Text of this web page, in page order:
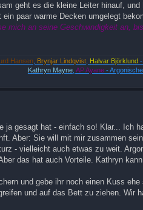
geht es die kleine Leiter hinauf,
paar warme Decken umgelegt
mich an seine Geschwindigkeit an,
Hansen, Brynjar Lindqvist, Halvar Björklund-
Kathryn Mayne, AP Ayane-
ja gesagt hat - einfach so! Klar... Ich
Aber: Sie will mit mir zusammen
- vielleicht auch etwas zu weit.
das hat auch Vorteile. Kathryn
und gebe ihr noch einen Kuss
und auf das Bett zu ziehen. Wir